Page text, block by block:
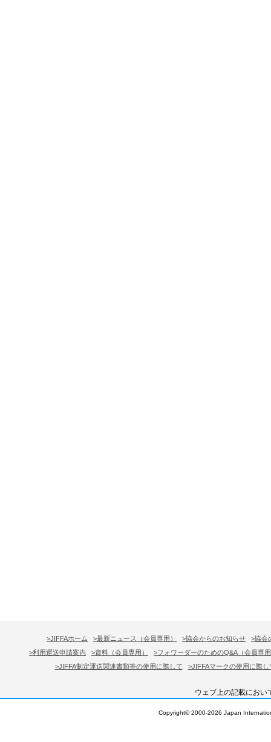
>JIFFAホーム >最新ニュース（会員専用） >協会からのお知らせ
>協会
>利用運送申請案内
>資料（会員専用）
>フォワーダーのためのQ&A（会員専
>JIFFA制定運送関連書類等の使用に際して
>JIFFAマークの使用に際し
ウェブ上の記載におい
Copyright© 2000-2026 Japan